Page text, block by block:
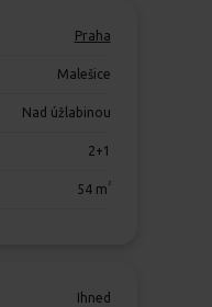
Praha
Malešice
Nad úžlabinou
2+1
54m 2
Ihned